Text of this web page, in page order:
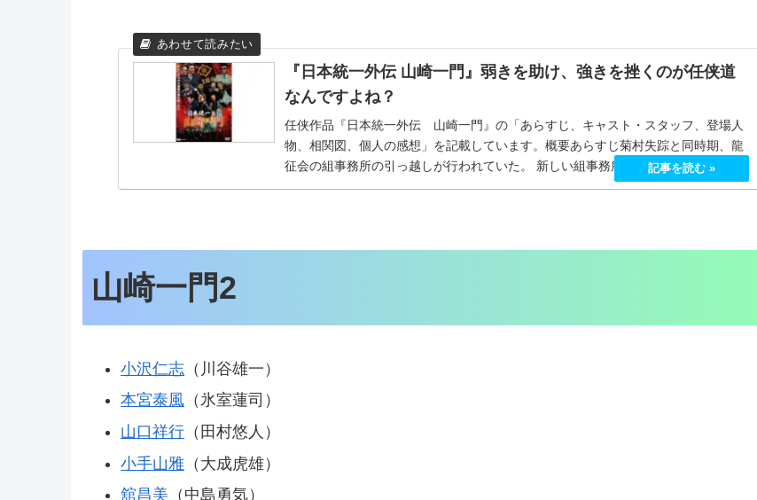
『日本統一外伝 山崎一門』弱きを助け、強きを挫くのが任侠道
なんですよね？
任侠作品『日本統一外伝 山崎一門』の「あらすじ、キャスト・スタッフ、登場人
物、相関図、個人の感想」を記載しています。概要あらすじ菊村失踪と同時期、龍
征会の組事務所の引っ越しが行われていた。 新しい組事務所の大家さんから静かに
使用するようにき...
山崎一門2
小沢仁志 （川谷雄一）
本宮泰風 （氷室蓮司）
山口祥行 （田村悠人）
小手山雅 （大成虎雄）
舘昌美 （中島勇気）